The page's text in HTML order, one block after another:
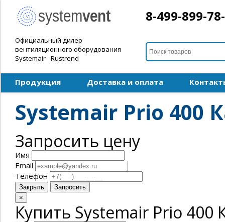
Официальный дилер
вентиляционного оборудования
Systemair - Rustrend
8-499-899-
Продукция Доставка и оплата
Systemair Prio 400
Запросить цену
Имя
Email
Телефон
Закрыть
Запросить
×
Купить Systemair Prio